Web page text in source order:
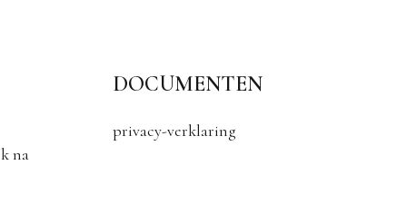
na
DOCUMENTEN
privacy-verklaring